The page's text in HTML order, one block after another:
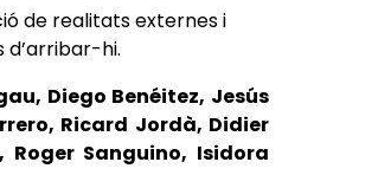
de realitats externes i
d’arribar-hi.
Diego Benéitez, Jesús
Ricard Jordà, Didier
Roger Sanguino, Isidora